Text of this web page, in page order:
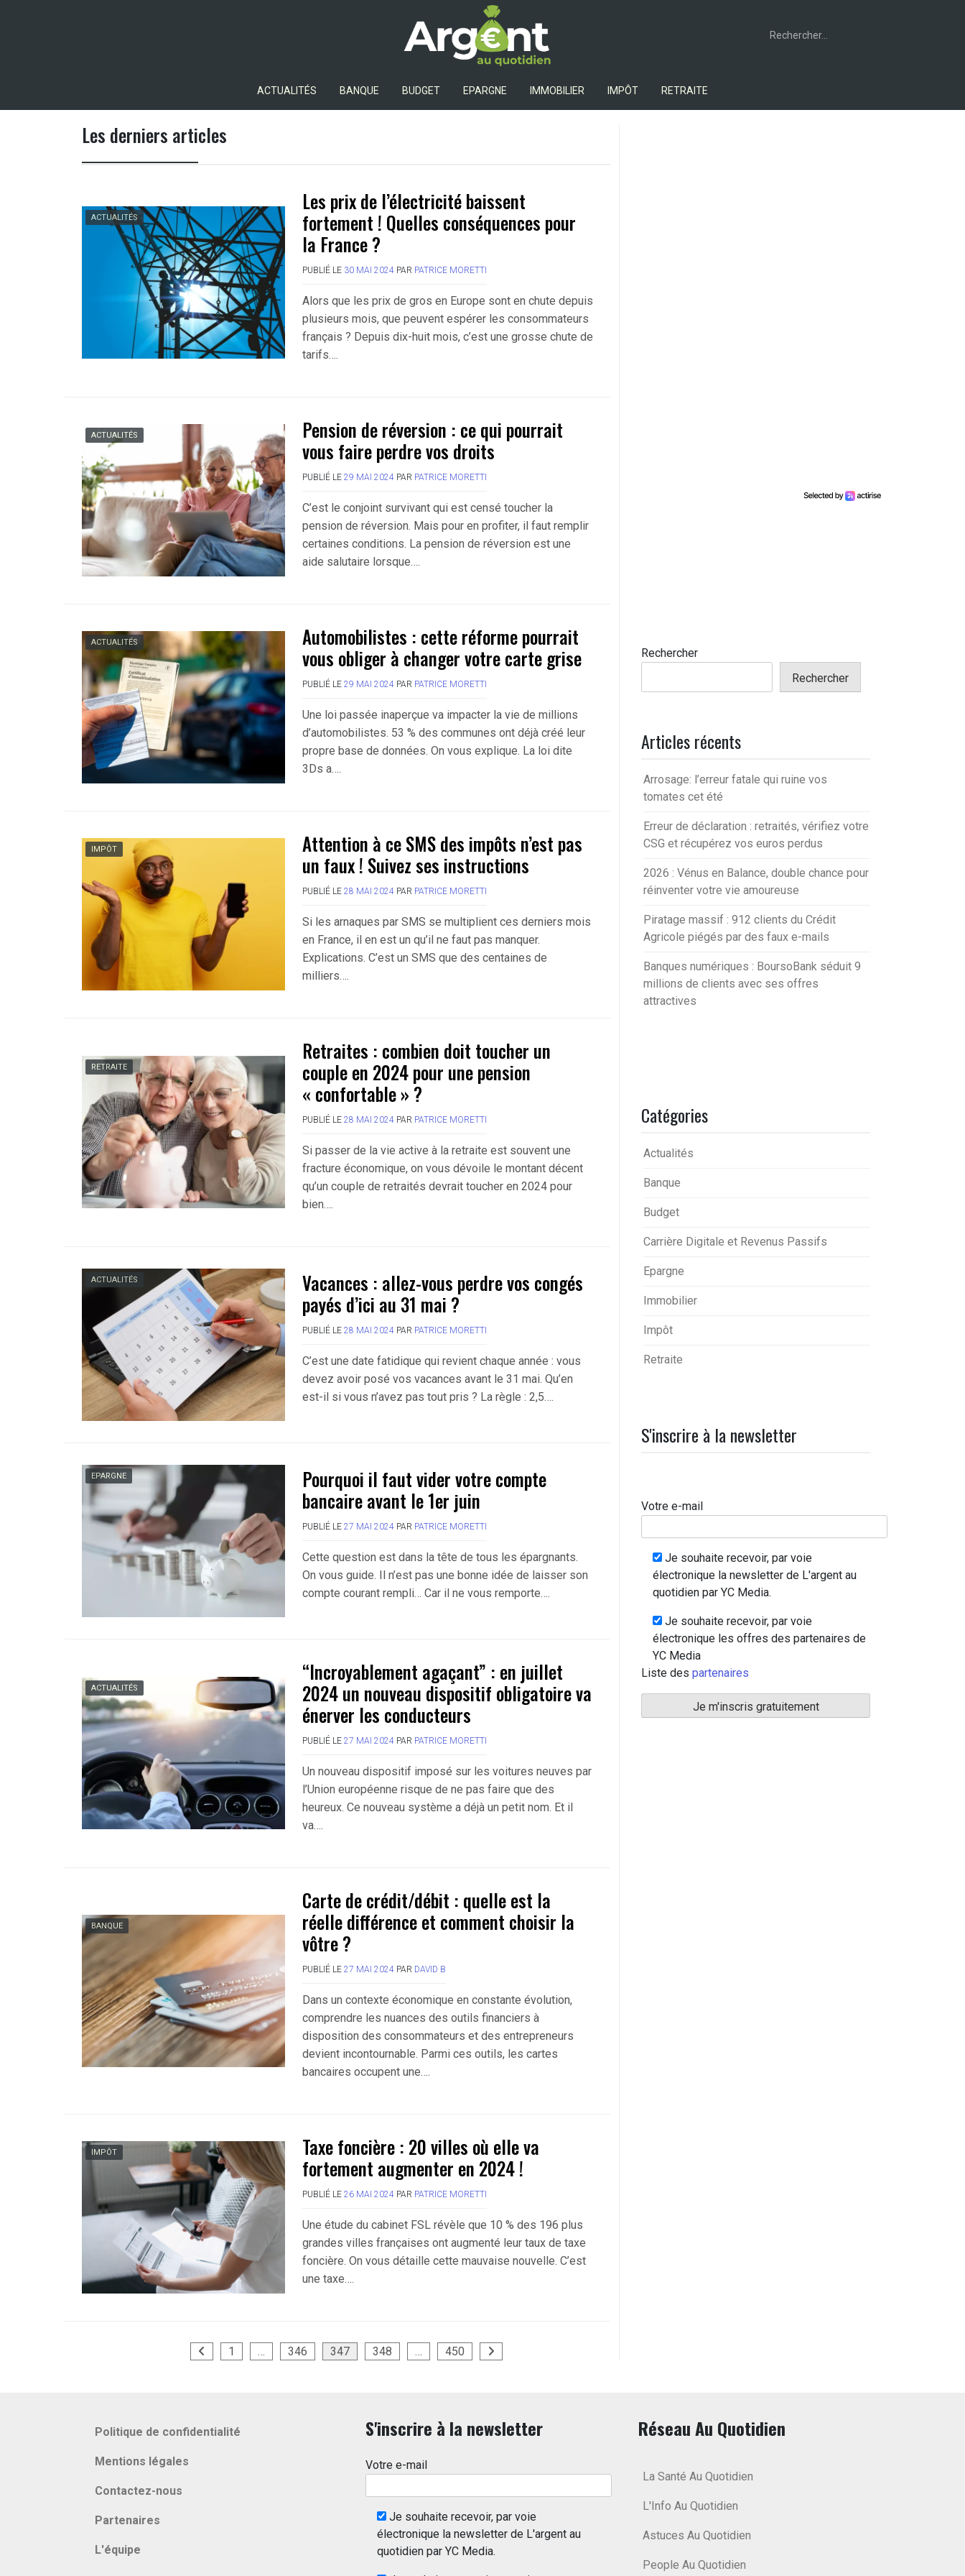
Argent Au Quotidien
Rechercher :
ACTUALITÉS BANQUE BUDGET EPARGNE IMMOBILIER IMPÔT RETRAITE
Les derniers articles
ACTUALITÉS
Les prix de l’électricité baissent
fortement ! Quelles conséquences pour
la France ?
PUBLIÉ LE 30 MAI 2024 PAR PATRICE MORETTI
Alors que les prix de gros en Europe sont en chute depuis
plusieurs mois, que peuvent espérer les consommateurs
français ? Depuis dix-huit mois, c’est une grosse chute de
tarifs….
ACTUALITÉS
Pension de réversion : ce qui pourrait
vous faire perdre vos droits
PUBLIÉ LE 29 MAI 2024 PAR PATRICE MORETTI
C’est le conjoint survivant qui est censé toucher la
pension de réversion. Mais pour en profiter, il faut remplir
certaines conditions. La pension de réversion est une
aide salutaire lorsque….
ACTUALITÉS
Automobilistes : cette réforme pourrait
vous obliger à changer votre carte grise
PUBLIÉ LE 29 MAI 2024 PAR PATRICE MORETTI
Une loi passée inaperçue va impacter la vie de millions
d’automobilistes. 53 % des communes ont déjà créé leur
propre base de données. On vous explique. La loi dite
3Ds a….
IMPÔT
Attention à ce SMS des impôts n’est pas
un faux ! Suivez ses instructions
PUBLIÉ LE 28 MAI 2024 PAR PATRICE MORETTI
Si les arnaques par SMS se multiplient ces derniers mois
en France, il en est un qu’il ne faut pas manquer.
Explications. C’est un SMS que des centaines de
milliers….
RETRAITE
Retraites : combien doit toucher un
couple en 2024 pour une pension
« confortable » ?
PUBLIÉ LE 28 MAI 2024 PAR PATRICE MORETTI
Si passer de la vie active à la retraite est souvent une
fracture économique, on vous dévoile le montant décent
qu’un couple de retraités devrait toucher en 2024 pour
bien….
ACTUALITÉS
Vacances : allez-vous perdre vos congés
payés d’ici au 31 mai ?
PUBLIÉ LE 28 MAI 2024 PAR PATRICE MORETTI
C’est une date fatidique qui revient chaque année : vous
devez avoir posé vos vacances avant le 31 mai. Qu’en
est-il si vous n’avez pas tout pris ? La règle : 2,5….
EPARGNE
Pourquoi il faut vider votre compte
bancaire avant le 1er juin
PUBLIÉ LE 27 MAI 2024 PAR PATRICE MORETTI
Cette question est dans la tête de tous les épargnants.
On vous guide. Il n’est pas une bonne idée de laisser son
compte courant rempli… Car il ne vous remporte….
ACTUALITÉS
“Incroyablement agaçant” : en juillet
2024 un nouveau dispositif obligatoire va
énerver les conducteurs
PUBLIÉ LE 27 MAI 2024 PAR PATRICE MORETTI
Un nouveau dispositif imposé sur les voitures neuves par
l’Union européenne risque de ne pas faire que des
heureux. Ce nouveau système a déjà un petit nom. Et il
va….
BANQUE
Carte de crédit/débit : quelle est la
réelle différence et comment choisir la
vôtre ?
PUBLIÉ LE 27 MAI 2024 PAR DAVID B
Dans un contexte économique en constante évolution,
comprendre les nuances des outils financiers à
disposition des consommateurs et des entrepreneurs
devient incontournable. Parmi ces outils, les cartes
bancaires occupent une….
IMPÔT
Taxe foncière : 20 villes où elle va
fortement augmenter en 2024 !
PUBLIÉ LE 26 MAI 2024 PAR PATRICE MORETTI
Une étude du cabinet FSL révèle que 10 % des 196 plus
grandes villes françaises ont augmenté leur taux de taxe
foncière. On vous détaille cette mauvaise nouvelle. C’est
une taxe….
1 … 346 347 348 … 450
Rechercher
Rechercher
Articles récents
Arrosage: l’erreur fatale qui ruine vos
tomates cet été
Erreur de déclaration : retraités, vérifiez votre
CSG et récupérez vos euros perdus
2026 : Vénus en Balance, double chance pour
réinventer votre vie amoureuse
Piratage massif : 912 clients du Crédit
Agricole piégés par des faux e-mails
Banques numériques : BoursoBank séduit 9
millions de clients avec ses offres
attractives
Catégories
Actualités
Banque
Budget
Carrière Digitale et Revenus Passifs
Epargne
Immobilier
Impôt
Retraite
S'inscrire à la newsletter
Votre e-mail
Je souhaite recevoir, par voie
électronique la newsletter de L'argent au
quotidien par YC Media.
Je souhaite recevoir, par voie
électronique les offres des partenaires de
YC Media
Liste des partenaires
Politique de confidentialité
Mentions légales
Contactez-nous
Partenaires
L'équipe
S'inscrire à la newsletter
Votre e-mail
Je souhaite recevoir, par voie
électronique la newsletter de L'argent au
quotidien par YC Media.
Réseau Au Quotidien
La Santé Au Quotidien
L'Info Au Quotidien
Astuces Au Quotidien
People Au Quotidien